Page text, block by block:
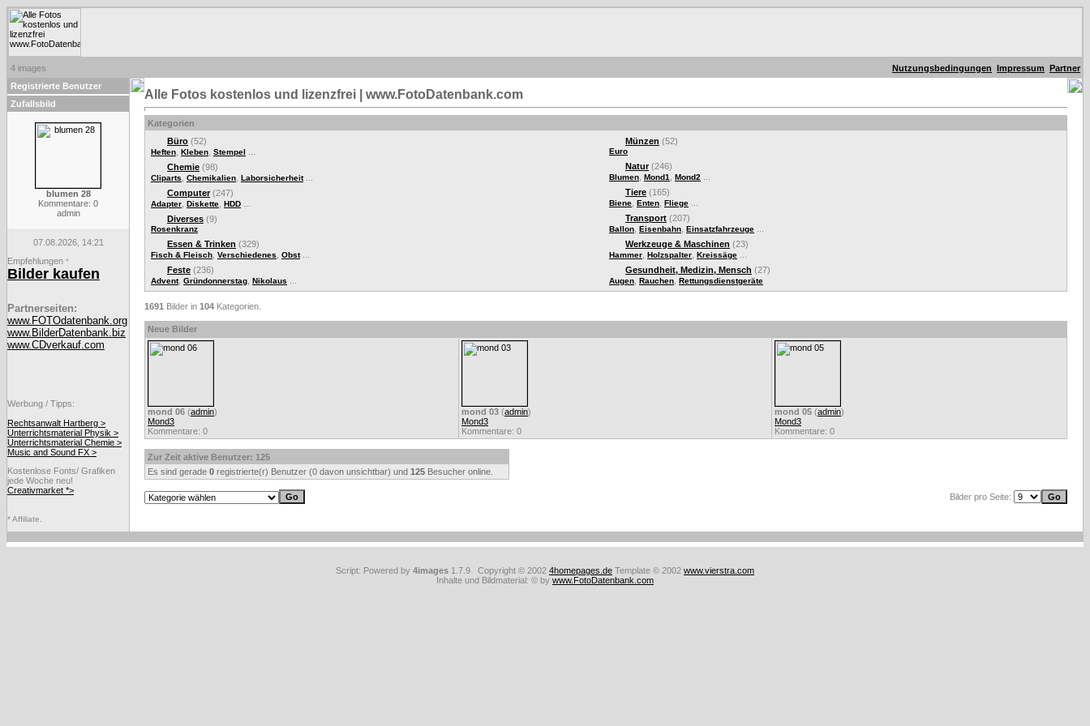
4 images Nutzungsbedingungen Impressum Partner
Registrierte Benutzer
Zufallsbild
blumen 28
Kommentare: 0
admin
07.08.2026, 14:21
Empfehlungen *
Bilder kaufen
Partnerseiten:
www.FOTOdatenbank.org
www.BilderDatenbank.biz
www.CDverkauf.com
Werbung / Tipps:
Rechtsanwalt Hartberg >
Unterrichtsmaterial Physik >
Unterrichtsmaterial Chemie >
Music and Sound FX >
Kostenlose Fonts/ Grafiken
jede Woche neu!
Creativmarket *>
* Affiliate.
Alle Fotos kostenlos und lizenzfrei | www.FotoDatenbank.com
Kategorien
Büro (52)
Heften Kleben Stempel
Chemie (98)
Cliparts Chemikalien Laborsicherheit...
Computer(247)
Adapter Diskette HDD
Diverses (9)
Rosenkranz
Essen & Trinken (329)
Fisch & Fleisch Verschiedenes Obst...
Feste (236)
Advent, Gründonnerstag Nikolaus
Münzen (52)
Euro
Natur(246)
Blumen Mond1 Mond2
Tiere (165)
Biene Enten Fliege
Transport (207)
Ballon Eisenbahn Einsatzfahrzeuge
Werkzeuge & Maschinen (23)
Hammer Holzspalter Kreissäge
Gesundheit, Medizin, Mensch (27)
Augen Rauchen Rettungsdienstgeräte
1691 Bilder in 104 Kategorien.
Neue Bilder
mond 06 (admin)
Mond3
Kommentare: 0
mond 03 (admin)
Mond3
Kommentare: 0
mond 05 (admin)
Mond3
Kommentare: 0
Zur Zeit aktive Benutzer: 125
Es sind gerade 0 registrierte(r) Benutzer (0 davon unsichtbar) und 125 Besucher online.
Bilder pro Seite:
Script: Powered by 4images 1.7.9 Copyright © 2002 4homepages.de Template © 2002 www.vierstra.com
Inhalte und Bildmaterial: © by www.FotoDatenbank.com